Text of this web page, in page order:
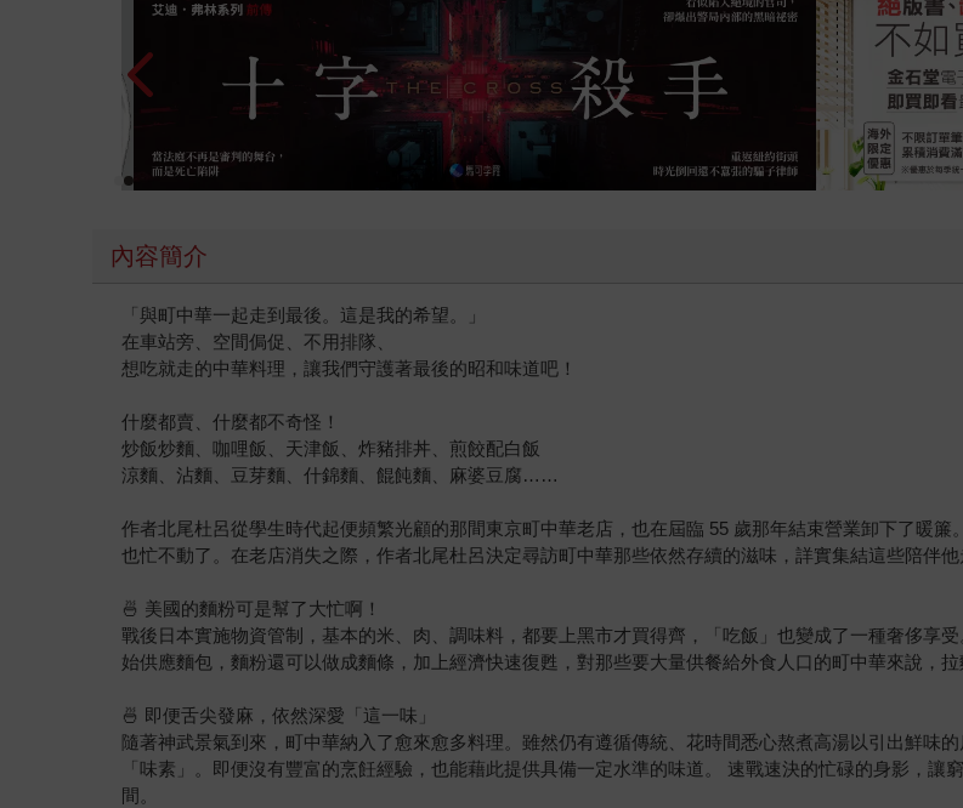
內容簡介
「與町中華一起走到最後。這是我的希望。」
在車站旁、空間侷促、不用排隊、
想吃就走的中華料理，讓我們守護著最後的昭和味道吧！
什麼都賣、什麼都不奇怪！
炒飯炒麵、咖哩飯、天津飯、炸豬排丼、煎餃配白飯
涼麵、沾麵、豆芽麵、什錦麵、餛飩麵、麻婆豆腐……
作者北尾杜呂從學生時代起便頻繁光顧的那間東京町中華老店，也在屆臨 55 歲那年結束營業卸下了暖
也忙不動了。在老店消失之際，作者北尾杜呂決定尋訪町中華那些依然存續的滋味，詳實集結這些陪伴
🍜 美國的麵粉可是幫了大忙啊！
戰後日本實施物資管制，基本的米、肉、調味料，都要上黑市才買得齊，「吃飯」也變成了一種奢侈享
始供應麵包，麵粉還可以做成麵條，加上經濟快速復甦，對那些要大量供餐給外食人口的町中華來說，
🍜 即便舌尖發麻，依然深愛「這一味」
隨著神武景氣到來，町中華納入了愈來愈多料理。雖然仍有遵循傳統、花時間悉心熬煮高湯以引出鮮味
「味素」。即便沒有豐富的烹飪經驗，也能藉此提供具備一定水準的味道。 速戰速決的忙碌的身影，
間。